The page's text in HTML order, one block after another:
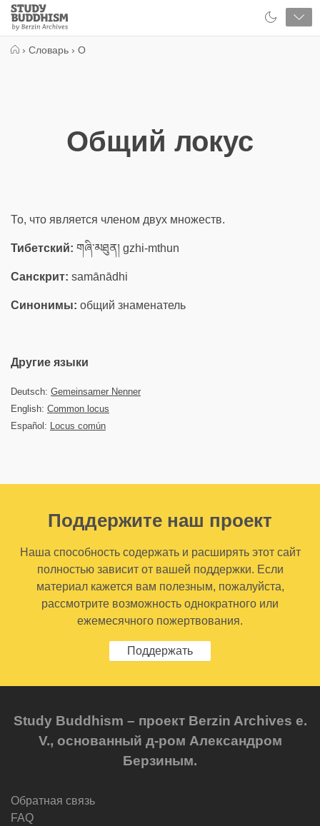
Close
Study
Buddhism
› Словарь › О
Общий локус
То, что является членом двух множеств.
Тибетский: གཞི་མཐུན། gzhi-mthun
Санскрит: samānādhi
Синонимы: общий знаменатель
Другие языки
Deutsch: Gemeinsamer Nenner
English: Common locus
Español: Locus común
Поддержите наш проект
Наша способность содержать и расширять этот сайт
полностью зависит от вашей поддержки. Если
материал кажется вам полезным, пожалуйста,
рассмотрите возможность однократного или
ежемесячного пожертвования.
Поддержать
Study Buddhism – проект Berzin Archives e.
V., основанный д-ром Александром
Берзиным.
Обратная связь
FAQ